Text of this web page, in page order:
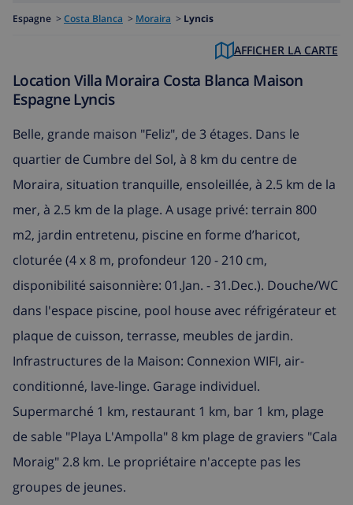
Espagne > Costa Blanca > Moraira > Lyncis
AFFICHER LA CARTE
Location Villa Moraira Costa Blanca Maison
Espagne Lyncis
Belle, grande maison "Feliz", de 3 étages. Dans le
quartier de Cumbre del Sol, à 8 km du centre de
Moraira, situation tranquille, ensoleillée, à 2.5 km de la
mer, à 2.5 km de la plage. A usage privé: terrain 800
m2, jardin entretenu, piscine en forme d’haricot,
cloturée (4 x 8 m, profondeur 120 - 210 cm,
disponibilité saisonnière: 01.Jan. - 31.Dec.). Douche/WC
dans l'espace piscine, pool house avec réfrigérateur et
plaque de cuisson, terrasse, meubles de jardin.
Infrastructures de la Maison: Connexion WIFI, air-
conditionné, lave-linge. Garage individuel.
Supermarché 1 km, restaurant 1 km, bar 1 km, plage
de sable "Playa L'Ampolla" 8 km plage de graviers "Cala
Moraig" 2.8 km. Le propriétaire n'accepte pas les
groupes de jeunes.